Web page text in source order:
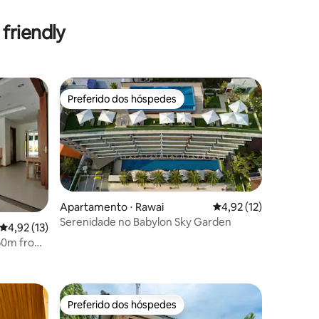
4,92 de uma avaliação média de 5, 13 avaliações
4,92 (13)
from
Preferido dos hóspedes
Preferido dos hóspedes
Apartamento ⋅ Rawai 4,92 de uma
4,92 (12)
Serenidade no Babylon Sky Garden
Preferido dos hóspedes
Preferido dos hóspedes